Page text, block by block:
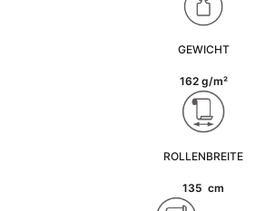
GEWICHT
162 g/m²
ROLLENBREITE
135 cm